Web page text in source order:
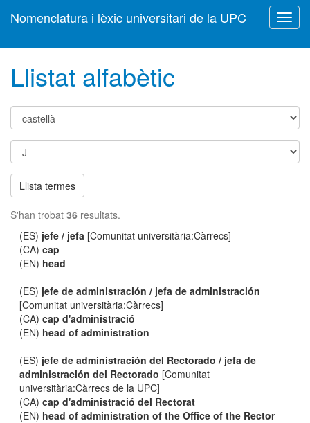
Nomenclatura i lèxic universitari de la UPC
Llistat alfabètic
Llista termes
S'han trobat 36 resultats.
(ES) jefe / jefa [Comunitat universitària:Càrrecs]
(CA)cap
(EN) head
(ES) jefe de administración / jefa de administración
[Comunitat universitària:Càrrecs]
(CA)cap d'administració
(EN) head of administration
(ES) jefe de administración del Rectorado / jefa de
administración del Rectorado [Comunitat
universitària:Càrrecs de la UPC]
(CA)cap d'administració del Rectorat
(EN) head of administration of the Office of the Rector